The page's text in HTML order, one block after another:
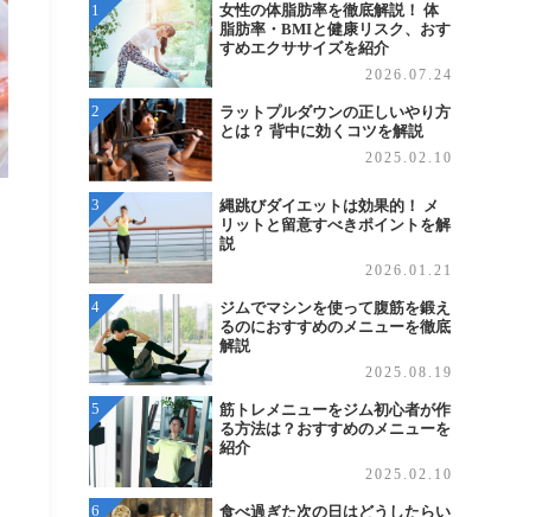
女性の体脂肪率を徹底解説！ 体
脂肪率・BMIと健康リスク、おす
すめエクササイズを紹介
2026.07.24
ラットプルダウンの正しいやり方
とは？ 背中に効くコツを解説
2025.02.10
縄跳びダイエットは効果的！ メ
リットと留意すべきポイントを解
説
2026.01.21
ジムでマシンを使って腹筋を鍛え
るのにおすすめのメニューを徹底
解説
2025.08.19
筋トレメニューをジム初心者が作
る方法は？おすすめのメニューを
紹介
2025.02.10
食べ過ぎた次の日はどうしたらい